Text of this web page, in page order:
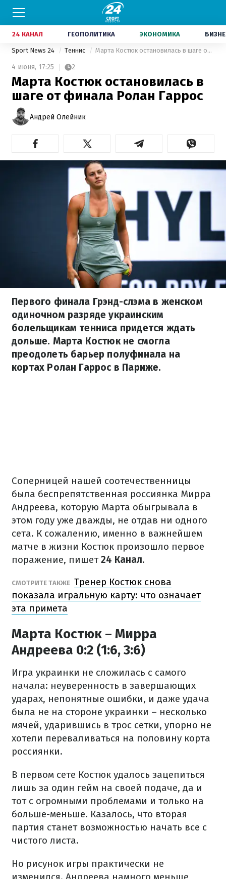
24 КАНАЛ ГЕОПОЛИТИКА ЭКОНОМИКА
Sport News 24 Теннис Марта Костюк остановилась в шаге от финала Ролан Гаррос
4 июня, 17:25 2
Марта Костюк остановилась в
шаге от финала Ролан Гаррос
Андрей Олейник
Первого финала Грэнд-слэма в женском
одиночном разряде украинским
болельщикам тенниса придется ждать
дольше. Марта Костюк не смогла
преодолеть барьер полуфинала на
кортах Ролан Гаррос в Париже.
Соперницей нашей соотечественницы
была беспрепятственная россиянка Мирра
Андреева, которую Марта обыгрывала в
этом году уже дважды, не отдав ни одного
сета. К сожалению, именно в важнейшем
матче в жизни Костюк произошло первое
поражение, пишет24 Канал.
СМОТРИТЕ ТАКЖЕ Тренер Костюк снова
показала игральную карту: что означает
эта примета
Марта Костюк – Мирра
Андреева 0:2 (1:6, 3:6)
Игра украинки не сложилась с самого
начала: неуверенность в завершающих
ударах, непонятные ошибки, и даже удача
была не на стороне украинки – несколько
мячей, ударившись в трос сетки, упорно не
хотели переваливаться на половину корта
россиянки.
В первом сете Костюк удалось зацепиться
лишь за один гейм на своей подаче, да и
тот с огромными проблемами и только на
больше-меньше. Казалось, что вторая
партия станет возможностью начать все с
чистого листа.
Но рисунок игры практически не